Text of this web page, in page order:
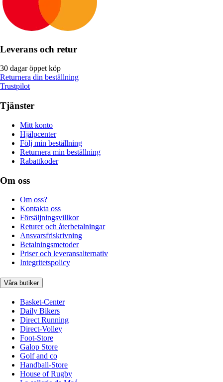
Leverans och retur
30 dagar öppet köp
Returnera din beställning
Trustpilot
Tjänster
Mitt konto
Hjälpcenter
Följ min beställning
Returnera min beställning
Rabattkoder
Om oss
Om oss?
Kontakta oss
Försäljningsvillkor
Returer och återbetalningar
Ansvarsfriskrivning
Betalningsmetoder
Priser och leveransalternativ
Integritetspolicy
Våra butiker
Basket-Center
Daily Bikers
Direct Running
Direct-Volley
Foot-Store
Galop Store
Golf and co
Handball-Store
House of Rugby